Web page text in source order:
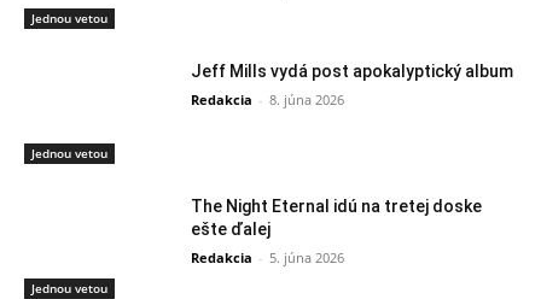
Jednou vetou
Jednou vetou
Jeff Mills vydá post apokalyptický album
Redakcia - 8. júna 2026
Jednou vetou
The Night Eternal idú na tretej doske
ešte ďalej
Redakcia - 5. júna 2026